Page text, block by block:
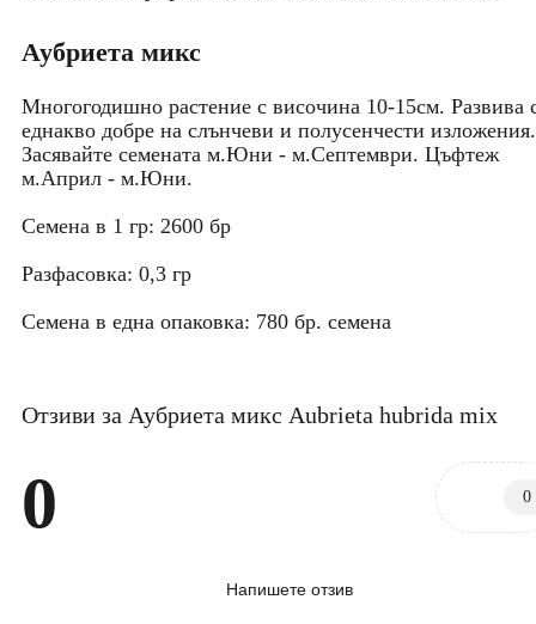
Аубриета микс
Многогодишно растение с височина 10-15см. Развива
еднакво добре на слънчеви и полусенчести изложения.
Засявайте семената м.Юни - м.Септември. Цъфтеж
м.Април - м.Юни.
Семена в 1 гр: 2600 бр
Разфасовка: 0,3 гр
Семена в една опаковка: 780 бр. семена
Отзиви за Аубриета микс Aubrieta hubrida mix
0 0
Напишете отзив